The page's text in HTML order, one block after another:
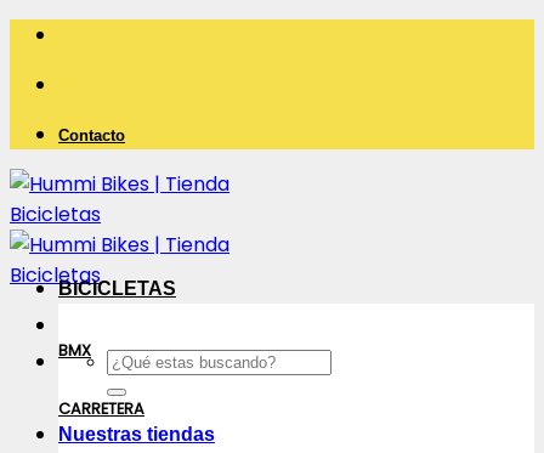
Saltar
contenido
Contacto
Buscar
por:
Nuestras tiendas
BICICLETAS
BMX
CARRETERA